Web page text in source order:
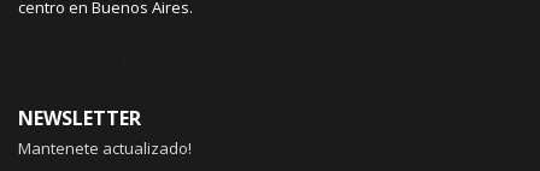
centro en Buenos Aires.
NEWSLETTER
Mantenete actualizado!